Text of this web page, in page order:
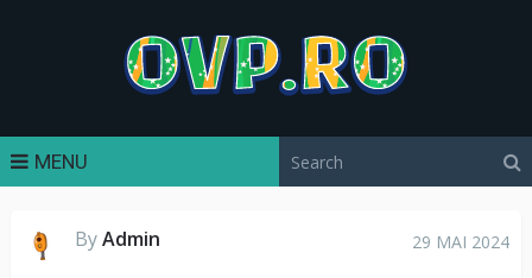
MENU
ByAdmin 29 MAI 2024